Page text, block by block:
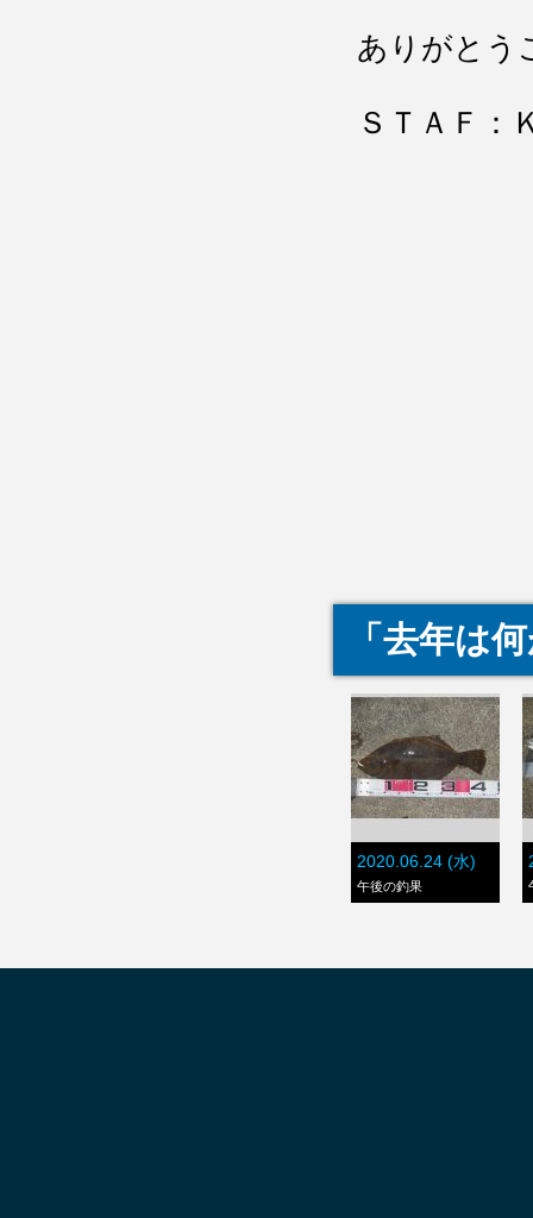
ありがとう
ＳＴＡＦ：
「去年は
2020.06.24 (水)
午後の釣果